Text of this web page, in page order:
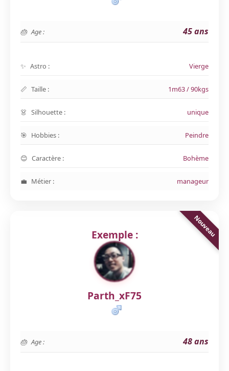
Age : 45 ans
Astro : Vierge
Taille : 1m63 / 90kgs
Silhouette : unique
Hobbies : Peindre
Caractère : Bohème
Métier : manageur
Exemple :
Parth_xF75
Age : 48 ans